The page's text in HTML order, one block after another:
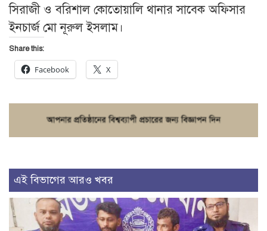
সিরাজী ও বরিশাল কোতোয়ালি থানার সাবেক অফিসার
ইনচার্জ মো নূরুল ইসলাম।
Share this:
Facebook X
এই বিভাগের আরও খবর